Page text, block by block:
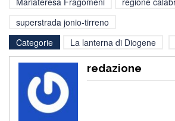
superstrada jonio-tirreno
Categorie
La lanterna di Diogene
redazione